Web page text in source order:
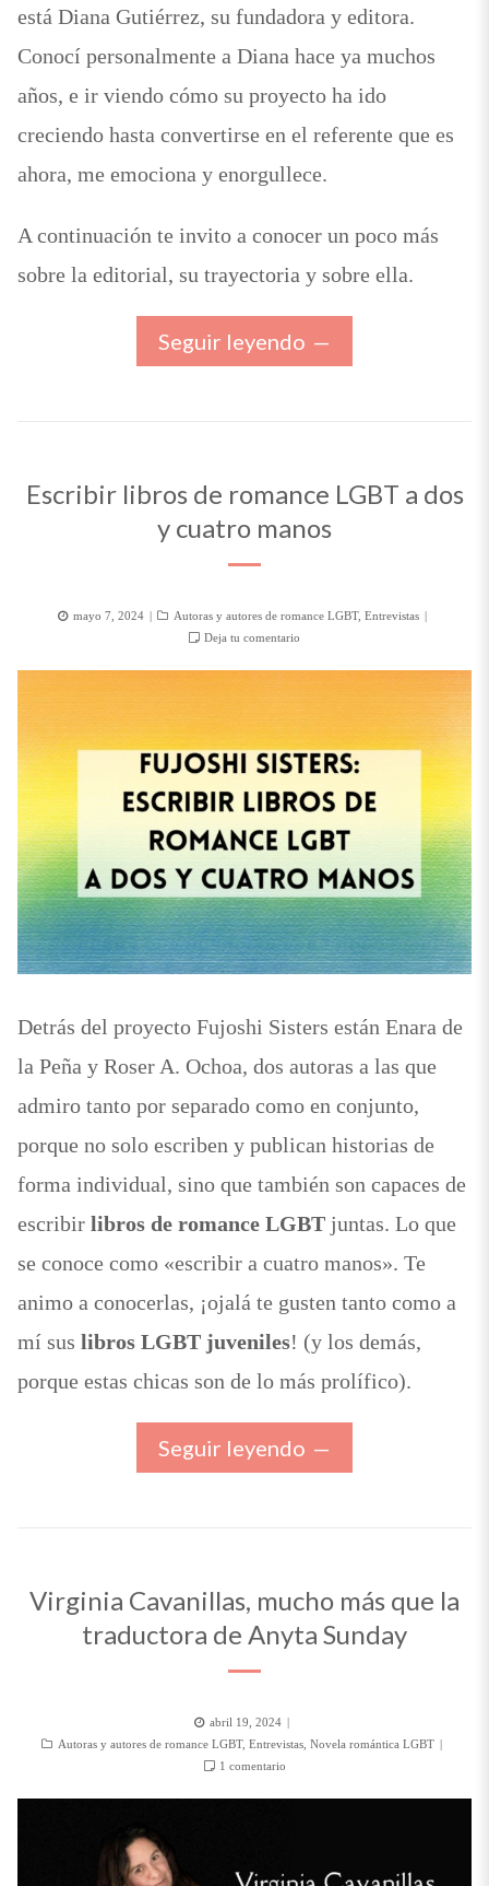
está Diana Gutiérrez, su fundadora y editora.
Conocí personalmente a Diana hace ya muchos
años, e ir viendo cómo su proyecto ha ido
creciendo hasta convertirse en el referente que es
ahora, me emociona y enorgullece.
A continuación te invito a conocer un poco más
sobre la editorial, su trayectoria y sobre ella.
Seguir leyendo
Escribir libros de romance LGBT a dos
y cuatro manos
Posted
mayo 7, 2024 Categorías
Autoras y autores de romance LGBT, Entrevistas
Deja tu comentario
Detrás del proyecto Fujoshi Sisters están Enara de
la Peña y Roser A. Ochoa, dos autoras a las que
admiro tanto por separado como en conjunto,
porque no solo escriben y publican historias de
forma individual, sino que también son capaces de
escribir libros de romance LGBTjuntas. Lo que
se conoce como «escribir a cuatro manos». Te
animo a conocerlas, ¡ojalá te gusten tanto como a
mí sus libros LGBT juveniles! (y los demás,
porque estas chicas son de lo más prolífico).
Seguir leyendo
Virginia Cavanillas, mucho más que la
traductora de Anyta Sunday
Posted
on
abril 19, 2024
Categorías
Autoras y autores de romance LGBT, Entrevistas Novela romántica LGBT
1 comentarioen
que